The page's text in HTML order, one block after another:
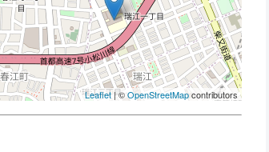
Leaflet| ©OpenStreetMapcontributors